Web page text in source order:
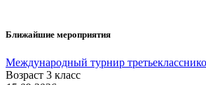
Ближайшие мероприятия
Международный турнир
Возраст 3 класс